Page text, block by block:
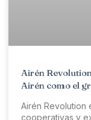
Airén
Airén como el
Airén Revolution
cooperativas y